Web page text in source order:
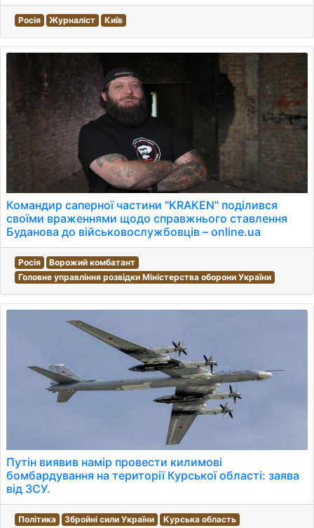
Росія Журналіст Київ
Командир саперної частини "KRAKEN" поділився
своїми враженнями щодо справжнього ставлення
Буданова до військовослужбовців – online.ua
Росія
Ворожий комбатант
Головне управління розвідки Міністерства оборони України
Путін виявив намір провести килимові
бомбардування на території Курської області: заява
від ЗСУ.
Політика Збройні сили України Курська область